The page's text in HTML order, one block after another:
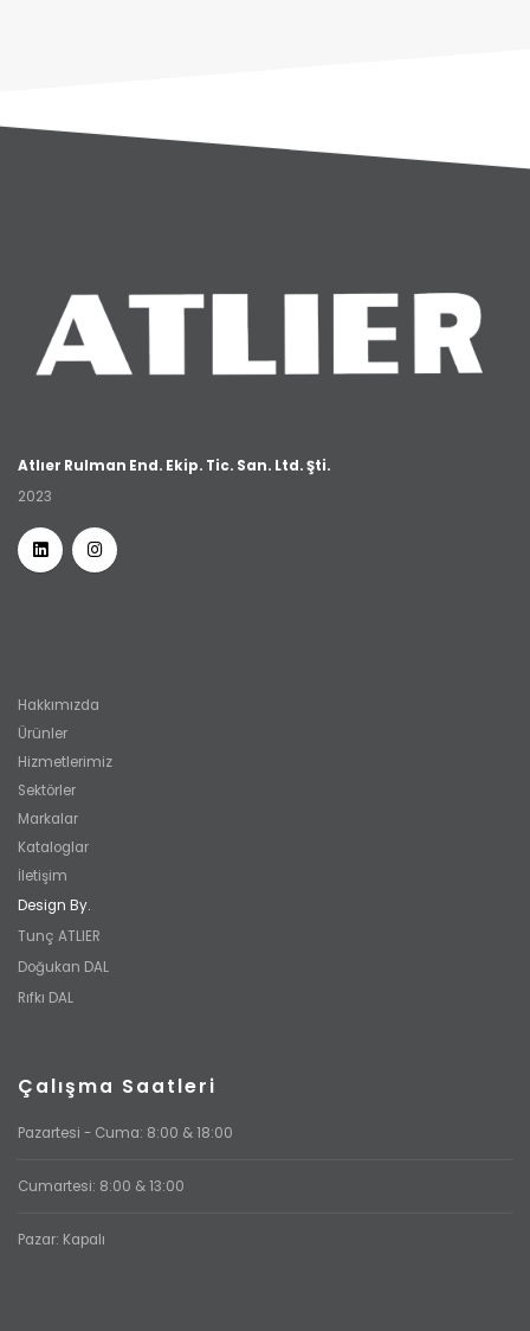
Atlıer Rulman End. Ekip. Tic. San. Ltd. Şti.
2023
Hakkımızda
Ürünler
Hizmetlerimiz
Sektörler
Markalar
Kataloglar
İletişim
Design By.
Tunç ATLIER
Doğukan DAL
Rıfkı DAL
Çalışma Saatleri
Pazartesi - Cuma: 8:00 & 18:00
Cumartesi: 8:00 & 13:00
Pazar: Kapalı